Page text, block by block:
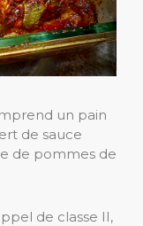
un pain
de sauce
de pommes de
de classe II,